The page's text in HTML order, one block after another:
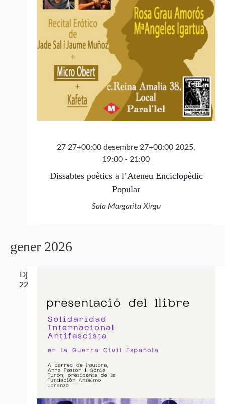
27 27+00:00 desembre 27+00:00 2025,
19:00 - 21:00
Dissabtes poètics a l’Ateneu Enciclopèdic
Popular
Sala Margarita Xirgu
gener 2026
Dj
22